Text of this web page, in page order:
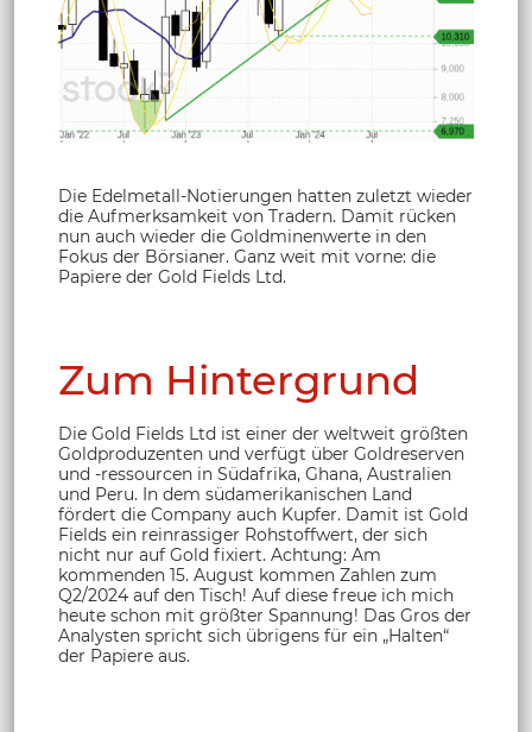
Die Edelmetall-Notierungen hatten zuletzt wieder
die Aufmerksamkeit von Tradern. Damit rücken
nun auch wieder die Goldminenwerte in den
Fokus der Börsianer. Ganz weit mit vorne: die
Papiere der Gold Fields Ltd.
Zum Hintergrund
Die Gold Fields Ltd ist einer der weltweit größten
Goldproduzenten und verfügt über Goldreserven
und -ressourcen in Südafrika, Ghana, Australien
und Peru. In dem südamerikanischen Land
fördert die Company auch Kupfer. Damit ist Gold
Fields ein reinrassiger Rohstoffwert, der sich
nicht nur auf Gold fixiert. Achtung: Am
kommenden 15. August kommen Zahlen zum
Q2/2024 auf den Tisch! Auf diese freue ich mich
heute schon mit größter Spannung! Das Gros der
Analysten spricht sich übrigens für ein „Halten“
der Papiere aus.